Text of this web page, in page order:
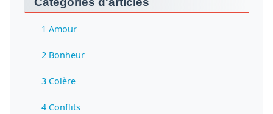
1 Amour
2 Bonheur
3 Colère
4 Conflits